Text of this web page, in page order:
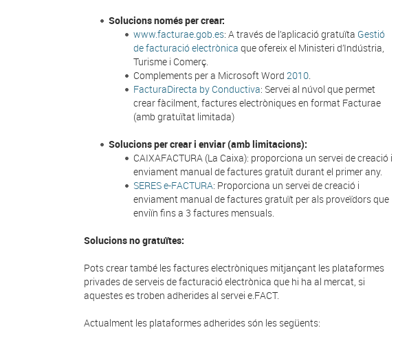
Solucions només per crear:
www.facturae.gob.es: A través de l’aplicació gratuïta Gestió
de facturació electrònica que ofereix el Ministeri d’Indústria,
Turisme i Comerç.
Complements per a Microsoft Word 2010.
FacturaDirecta by Conductiva: Servei al núvol que permet
crear fàcilment, factures electròniques en format Facturae
(amb gratuïtat limitada)
Solucions per crear i enviar (amb limitacions):
CAIXAFACTURA (La Caixa): proporciona un servei de creació i
enviament manual de factures gratuït durant el primer any.
SERES e-FACTURA: Proporciona un servei de creació i
enviament manual de factures gratuït per als proveïdors que
enviïn fins a 3 factures mensuals.
Solucions no gratuïtes:
Pots crear també les factures electròniques mitjançant les plataformes
privades de serveis de facturació electrònica que hi ha al mercat, si
aquestes es troben adherides al servei e.FACT.
Actualment les plataformes adherides són les següents: